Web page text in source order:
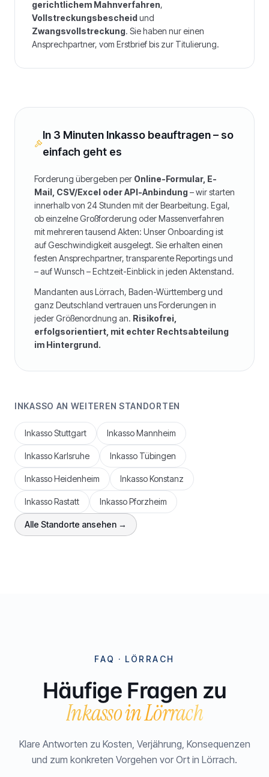
gerichtlichem Mahnverfahren,
Vollstreckungsbescheidund
Zwangsvollstreckung. Sie haben nur einen
Ansprechpartner, vom Erstbrief bis zur Titulierung.
In 3 Minuten Inkasso beauftragen – so
einfach geht es
Forderung übergeben per Online-Formular, E-
Mail, CSV/Excel oder API-Anbindung– wir starten
innerhalb von 24 Stunden mit der Bearbeitung. Egal,
ob einzelne Großforderung oder Massenverfahren
mit mehreren tausend Akten: Unser Onboarding ist
auf Geschwindigkeit ausgelegt. Sie erhalten einen
festen Ansprechpartner, transparente Reportings und
– auf Wunsch – Echtzeit-Einblick in jeden Aktenstand.
Mandanten ausLörrach, Baden-Württemberg und
ganz Deutschland vertrauen uns Forderungen in
jeder Größenordnung an. Risikofrei,
erfolgsorientiert, mit echter Rechtsabteilung
im Hintergrund.
INKASSO AN WEITEREN STANDORTEN
InkassoStuttgart InkassoMannheim
InkassoKarlsruhe Inkasso Tübingen
InkassoHeidenheim InkassoKonstanz
InkassoRastatt InkassoPforzheim
Alle Standorte ansehen →
FAQ · LÖRRACH
Häufige Fragen zu
Inkasso inLörrach
Klare Antworten zu Kosten, Verjährung, Konsequenzen
und zum konkreten Vorgehen vor Ort in Lörrach.